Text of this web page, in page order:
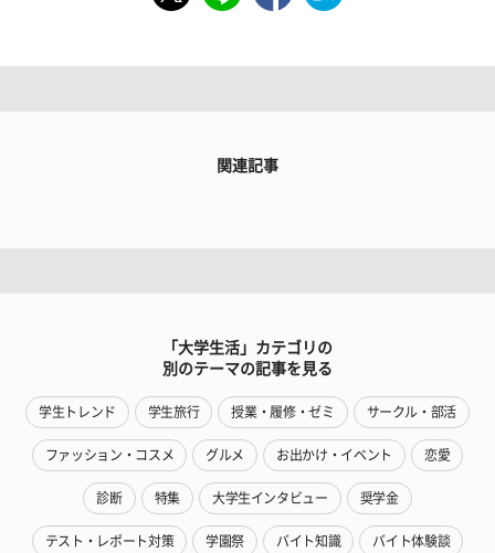
関連記事
「大学生活」カテゴリの
別のテーマの記事を見る
学生トレンド 学生旅行 授業・履修・ゼミ サークル・部活
ファッション・コスメ グルメ お出かけ・イベント 恋愛
診断 特集 大学生インタビュー 奨学金
テスト・レポート対策 学園祭 バイト知識 バイト体験談